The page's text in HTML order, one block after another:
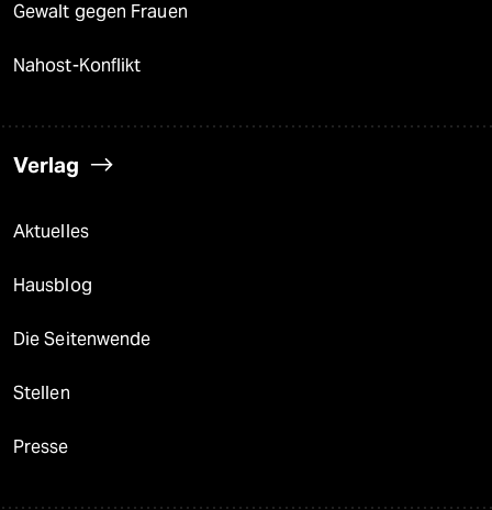
Gewalt gegen Frauen
Nahost-Konflikt
Verlag
Aktuelles
Hausblog
Die Seitenwende
Stellen
Presse